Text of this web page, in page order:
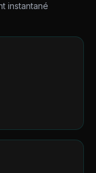
instantané